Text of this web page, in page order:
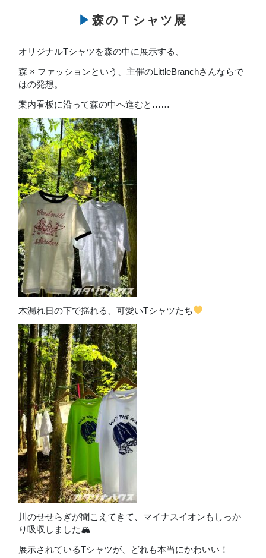
▶森のＴシャツ展
オリジナルTシャツを森の中に展示する、
森 × ファッションという、主催のLittleBranchさんならで
はの発想。
案内看板に沿って森の中へ進むと……
木漏れ日の下で揺れる、可愛いTシャツたち
川のせせらぎが聞こえてきて、マイナスイオンもしっか
り吸収しました🏔
展示されているTシャツが、どれも本当にかわいい！